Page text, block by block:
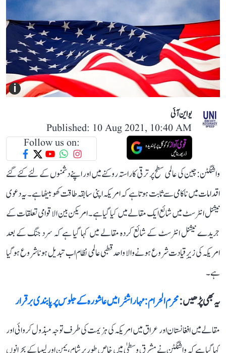
i
یو این آئی
Published: 10 Aug 2021, 10:40 AM
Follow us on:
واشنگٹن: چین کی عالمی سطح پر ترقی کا راستہ روکنے میں اور اپنے دشمنوں کے لئے کئے گئے
اقدامات میں ناکامی سے ثابت ہوتا ہے کہ امریکہ اپنی سابقہ طاقت کھو بیٹھا ہے۔ یہ دعوی
نیشنل انٹرسٹ میں شائع ایک مقالے میں کیا گیا ہے۔ امریکن بین الاقوامی تعلقات کے
جریدے نیشنل انٹرسٹ کے شائع کردہ مقالے میں کہا گیا ہے کہ سرد جنگ کے بعد
امریکہ کی زیرِ قیادت شروع ہونے والا واحد قطبی عالمی نظام اب تبدیل ہونا شروع ہو گیا
ہے۔
یہ بھی پڑھیں :محرم الحرام :مہاراشٹرا میں عاشورہ کے جلوس پر پابندی برقرار
مقالے میں افغانستان اور عراق میں امریکہ کی ہزیمت کی طرف توجہ مبذول کروائی اور